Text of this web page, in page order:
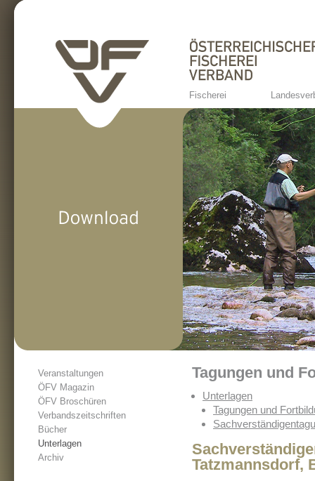
Fischerei
Tagungen und
Unterlagen
Tagungen und
Tatzmannsdorf,
Veranstaltungen
ÖFV Magazin
ÖFV Broschüren
Verbandszeitschriften
Bücher
Unterlagen
Archiv